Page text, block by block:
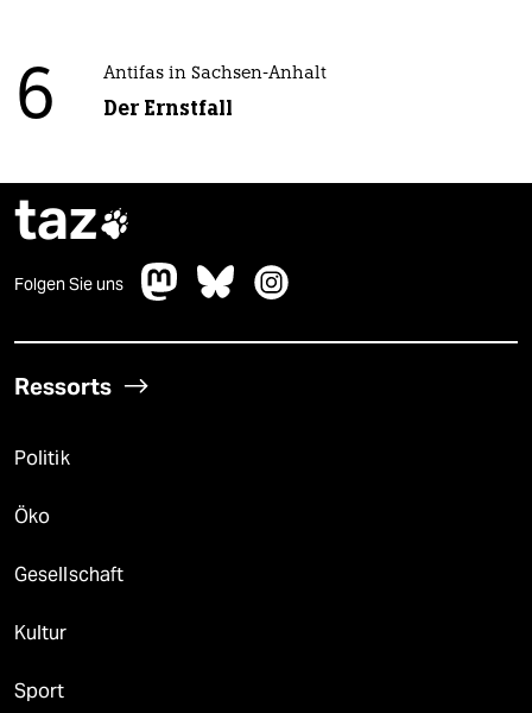
6 Antifas in Sachsen-Anhalt
Der Ernstfall
taz
Folgen Sie uns
Ressorts
Politik
Öko
Gesellschaft
Kultur
Sport